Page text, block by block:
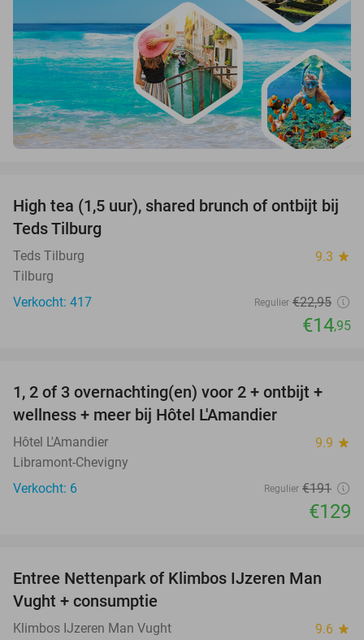
35%
High tea (1,5 uur), shared brunch of ontbijt bij
Teds Tilburg
Teds Tilburg 9.3 star
Tilburg
Verkocht: 417
Regulier €22,95
€14,95
32%
TODAY
1, 2 of 3 overnachting(en) voor 2 + ontbijt +
wellness + meer bij Hôtel L'Amandier
Hôtel L'Amandier 9.9 star
Libramont-Chevigny
Verkocht: 6
Regulier €191
€129
29%
Entree Nettenpark of Klimbos IJzeren Man
Vught + consumptie
Klimbos IJzeren Man Vught 9.6 star